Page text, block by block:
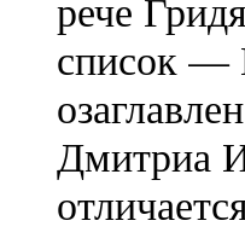
список —
Дмитриа